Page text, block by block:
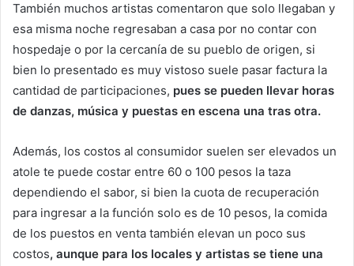
También muchos artistas comentaron que solo llegaban y
esa misma noche regresaban a casa por no contar con
hospedaje o por la cercanía de su pueblo de origen, si
bien lo presentado es muy vistoso suele pasar factura la
cantidad de participaciones, pues se pueden llevar horas
de danzas, música y puestas en escena una tras otra.
Además, los costos al consumidor suelen ser elevados un
atole te puede costar entre 60 o 100 pesos la taza
dependiendo el sabor, si bien la cuota de recuperación
para ingresar a la función solo es de 10 pesos, la comida
de los puestos en venta también elevan un poco sus
costos, aunque para los locales y artistas se tiene una